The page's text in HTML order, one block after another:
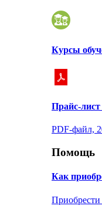
Курсы
Прайс-
PDF-файл,
Помощь
Как
Приобрести